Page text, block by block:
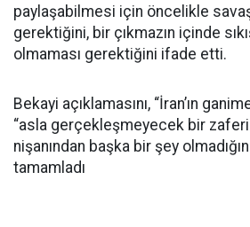
paylaşabilmesi için öncelikle
gerektiğini, bir çıkmazın içinde
olmaması gerektiğini ifade etti.
Bekayi açıklamasını, “İran’ın
“asla gerçekleşmeyecek bir
nişanından başka bir şey
tamamladı